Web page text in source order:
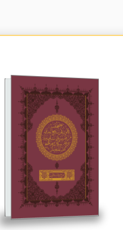
مصحف قالون عن نافع
المدني من طريق
الشاطبية وبالحاشية
شرح رواية قالون
تصفح المجلد